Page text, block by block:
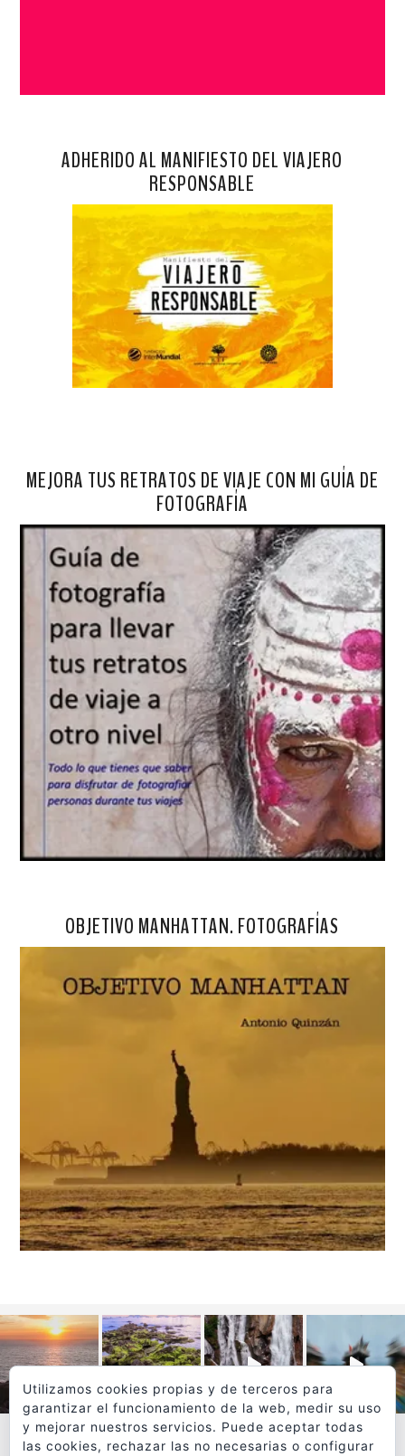
ADHERIDO AL MANIFIESTO DEL VIAJERO
RESPONSABLE
MEJORA TUS RETRATOS DE VIAJE CON MI GUÍA DE
FOTOGRAFÍA
OBJETIVO MANHATTAN. FOTOGRAFÍAS
Utilizamos cookies propias y de terceros para
garantizar el funcionamiento de la web, medir su uso
y mejorar nuestros servicios. Puede aceptar todas
las cookies, rechazar las no necesarias o configurar